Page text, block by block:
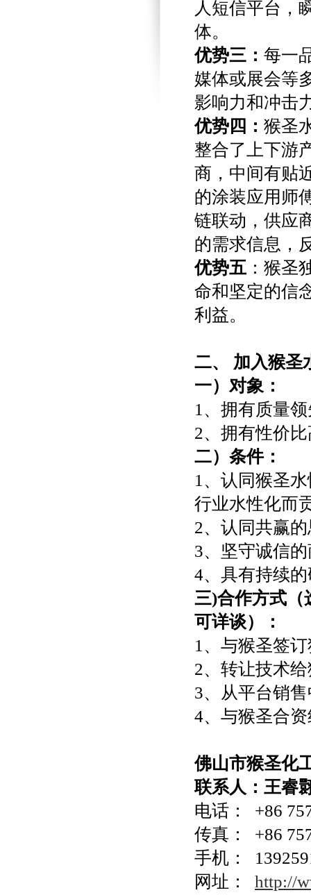
人短信平台，
体。
优势三： 每一
媒体或展会等
影响力和冲击
优势四： 猴圣
整合了上下游
商，中间有贴
的涂装应用师
链联动，供应
的需求信息，
优势五 ：猴圣
命和坚定的信
利益。
二、 加入猴圣
一）对象：
1、拥有质量
2、拥有性价
二）条件：
1、认同猴圣
行业水性化而
2、认同共赢
3、坚守诚信
4、具有持续
三)合作方式（
可详谈）：
1、与猴圣签
2、转让技术
3、从平台销
4、与猴圣合
佛山市猴圣化
联系人：王睿
电话： +86
传真： +86
手机：
网址： http://